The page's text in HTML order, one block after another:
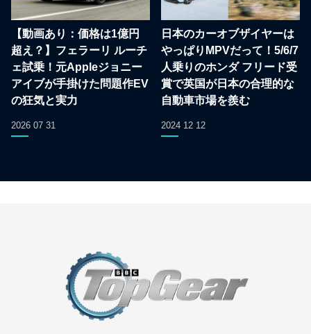
【動画あり：価格は1億円
超え？】フェラーリ ルーチ
ェ試乗！元Appleジョニー
アイブが手掛けた問題作EV
の狂気と実力
2026 07 31
日本のカーオブザイヤーは
やっぱりMPVだって！5/6/7
人乗りのホンダ フリード受
賞で英国が日本の合理的な
自動車市場を羨む
2024 12 12